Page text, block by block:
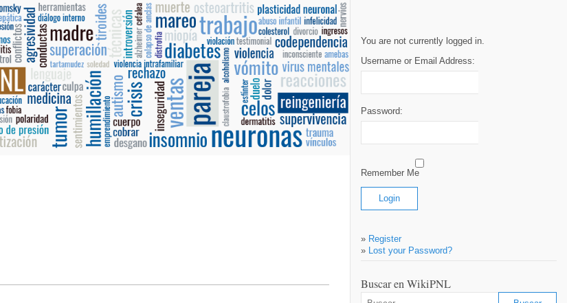
You are not currently logged in.
Username or Email Address:
Password:
Remember Me
» Register
» Lost your Password?
Buscar en WikiPNL